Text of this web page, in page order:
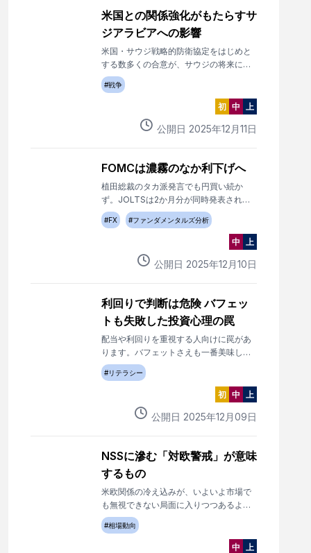
米国との関係強化がもたらすサ
ジアラビアへの影響
米国・サウジ戦略的防衛協定をはじめと
する数多くの合意が、サウジの将来に何
をもたらすかについて検討する。
#戦争
初 中 上
公開日 2025年12 月11日
FOMCは濃霧のなか利下げへ
植田総裁のタカ派発言でも円買い続か
ず。JOLTSは2か月分が同時発表され、
ドル買いへ。FOMCは25bpの利下が確
実。
#FX #ファンダメンタルズ分析
中 上
公開日 2025年12 月10日
利回りで判断は危険 バフェッ
トも失敗した投資心理の罠
配当や利回りを重視する人向けに罠があ
ります。バフェットさえも一番美味しい
ゴールド投資を妨げる原因になりまし
た。
#リテラシー
初 中 上
公開日 2025年12 月09日
NSSに滲む「対欧警戒」が意味
するもの
米欧関係の冷え込みが、いよいよ市場で
も無視できない局面に入りつつあるよう
です。
#相場動向
中 上